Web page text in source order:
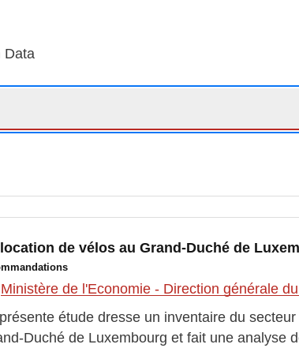
Data
de vélos au Grand-Duché de
Ministère de l'Economie - Direction générale
étude dresse un inventaire du
Duché de Luxembourg et fait une analyse